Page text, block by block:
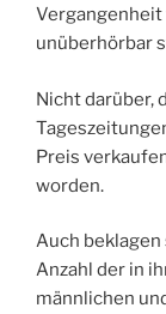
unüberhörbar
Nicht darüber,
Preis
worden.
Auch beklagen
Anzahl der in
männlichen